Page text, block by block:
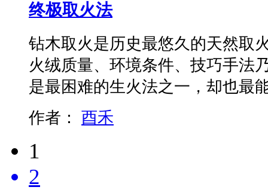
终极取火法
钻木取火是历史最悠久的天然取
火绒质量、环境条件、技巧手法
是最困难的生火法之一，却也
作者： 酉禾
1
2